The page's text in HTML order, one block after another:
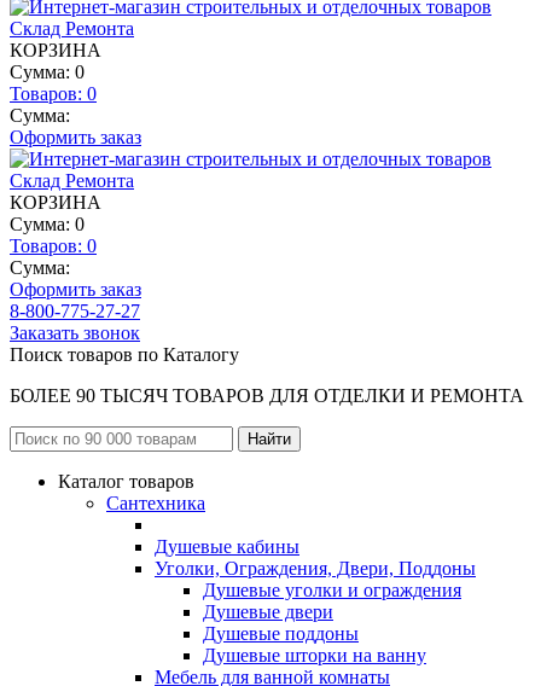
КОРЗИНА
Сумма: 0
Товаров: 0
Сумма:
Оформить заказ
КОРЗИНА
Сумма: 0
Товаров: 0
Сумма:
Оформить заказ
8-800-775-27-27
Заказать звонок
Поиск товаров по Каталогу
БОЛЕЕ 90 ТЫСЯЧ ТОВАРОВ ДЛЯ ОТДЕЛКИ И РЕМОНТА
Каталог товаров
Сантехника
Душевые кабины
Уголки, Ограждения, Двери, Поддоны
Душевые уголки и ограждения
Душевые двери
Душевые поддоны
Душевые шторки на ванну
Мебель для ванной комнаты